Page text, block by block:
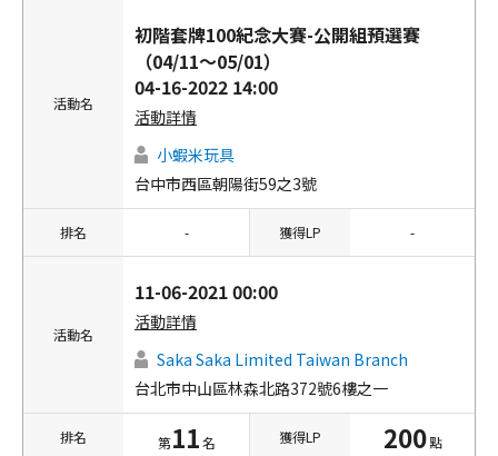
活動名
初階套牌100紀念大賽-公開組預選賽
（04/11～05/01）
04-16-2022 14:00
活動詳情
小蝦米玩具
台中市西區朝陽街59之3號
排名 - 獲得LP -
活動名
11-06-2021 00:00
活動詳情
Saka Saka Limited Taiwan Branch
台北市中山區林森北路372號6樓之一
排名 第11名 獲得LP 200點